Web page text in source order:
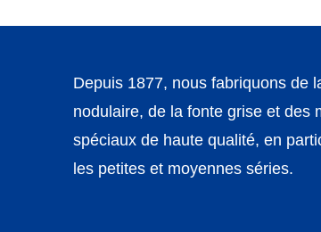
Depuis 1877, nous fabriquons de
nodulaire, de la fonte grise et des
spéciaux de haute qualité, en
les petites et moyennes séries.